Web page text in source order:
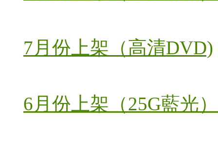
7月份上架（高清DVD)
6月份上架（25G藍光）